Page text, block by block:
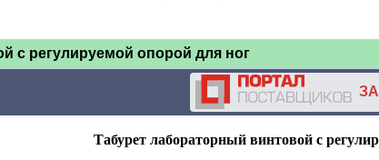
с регулируемой опорой для ног
Табурет лабораторный винтовой с